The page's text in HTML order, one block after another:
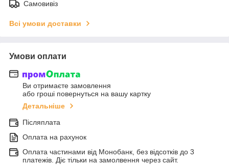
Самовивіз
Всі умови доставки
Умови оплати
Ви отримаєте замовлення
або гроші повернуться на вашу картку
Детальніше
Післяплата
Оплата на рахунок
Оплата частинами від Монобанк, без відсотків до 3
платежів. Діє тільки на замолвення через сайт.